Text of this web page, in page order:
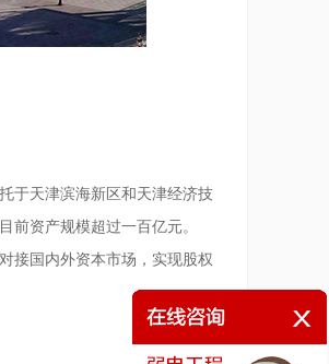
于天津滨海新区和天津经济技
前资产规模超过一百亿元。
接国内外资本市场，实现股权